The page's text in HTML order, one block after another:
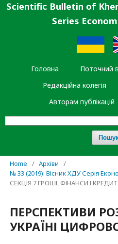
Scientific Bulletin of
Series
Головна Поточний
Редакційна колегія
Авторам публікацій
Home / Архіви
/
№ 33 (2019): Вісник ХДУ Серія
СЕКЦІЯ 7 ГРОШІ, ФІНАНСИ І КРЕДИТ
ПЕРСПЕКТИВИ
УКРАЇНІ